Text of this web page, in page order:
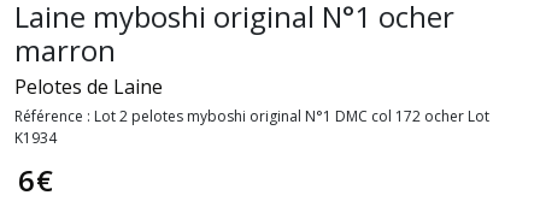
Laine myboshi original N°1 ocher
marron
Pelotes de Laine
Référence : Lot 2 pelotes myboshi original N°1 DMC col 172 ocher Lot
K1934
6€